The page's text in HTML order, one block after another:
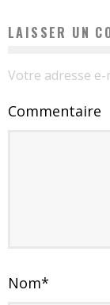
LAISSER UN
Votre adresse
Commentaire
Nom*